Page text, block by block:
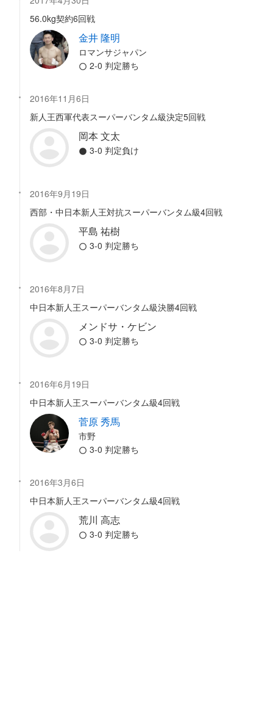
56.0kg契約6回戦
金井 隆明
ロマンサジャパン
2-0 判定勝ち
2016年11月6日
新人王西軍代表スーパーバンタム級決定5回戦
岡本 文太
3-0 判定負け
2016年9月19日
西部・中日本新人王対抗スーパーバンタム級4回戦
平島 祐樹
3-0 判定勝ち
2016年8月7日
中日本新人王スーパーバンタム級決勝4回戦
メンドサ・ケビン
3-0 判定勝ち
2016年6月19日
中日本新人王スーパーバンタム級4回戦
菅原 秀馬
市野
3-0 判定勝ち
2016年3月6日
中日本新人王スーパーバンタム級4回戦
荒川 高志
3-0 判定勝ち